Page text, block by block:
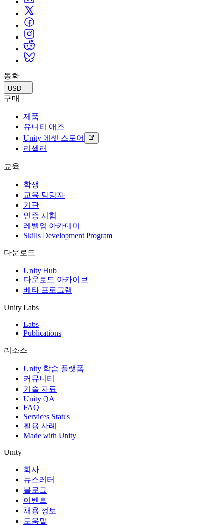
통화
USD
구매
제품
유니티 애즈
Unity 에셋 스토어
리셀러
교육
학생
교육 담당자
기관
인증 시험
레벨업 아카데미
Skills Development Program
다운로드
Unity Hub
다운로드 아카이브
베타 프로그램
Unity Labs
Labs
Publications
리소스
Unity 학습 플랫폼
커뮤니티
기술 자료
Unity QA
FAQ
Services Status
활용 사례
Made with Unity
Unity
회사
뉴스레터
블로그
이벤트
채용 정보
도움말